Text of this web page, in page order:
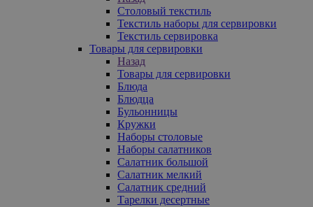
Столовый текстиль
Текстиль наборы для сервировки
Текстиль сервировка
Товары для сервировки
Назад
Товары для сервировки
Блюда
Блюдца
Бульонницы
Кружки
Наборы столовые
Наборы салатников
Салатник большой
Салатник мелкий
Салатник средний
Тарелки десертные